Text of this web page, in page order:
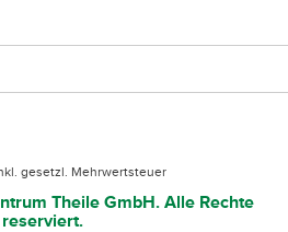
gesetzl. Mehrwertsteuer
Theile GmbH. Alle Rechte
reserviert.